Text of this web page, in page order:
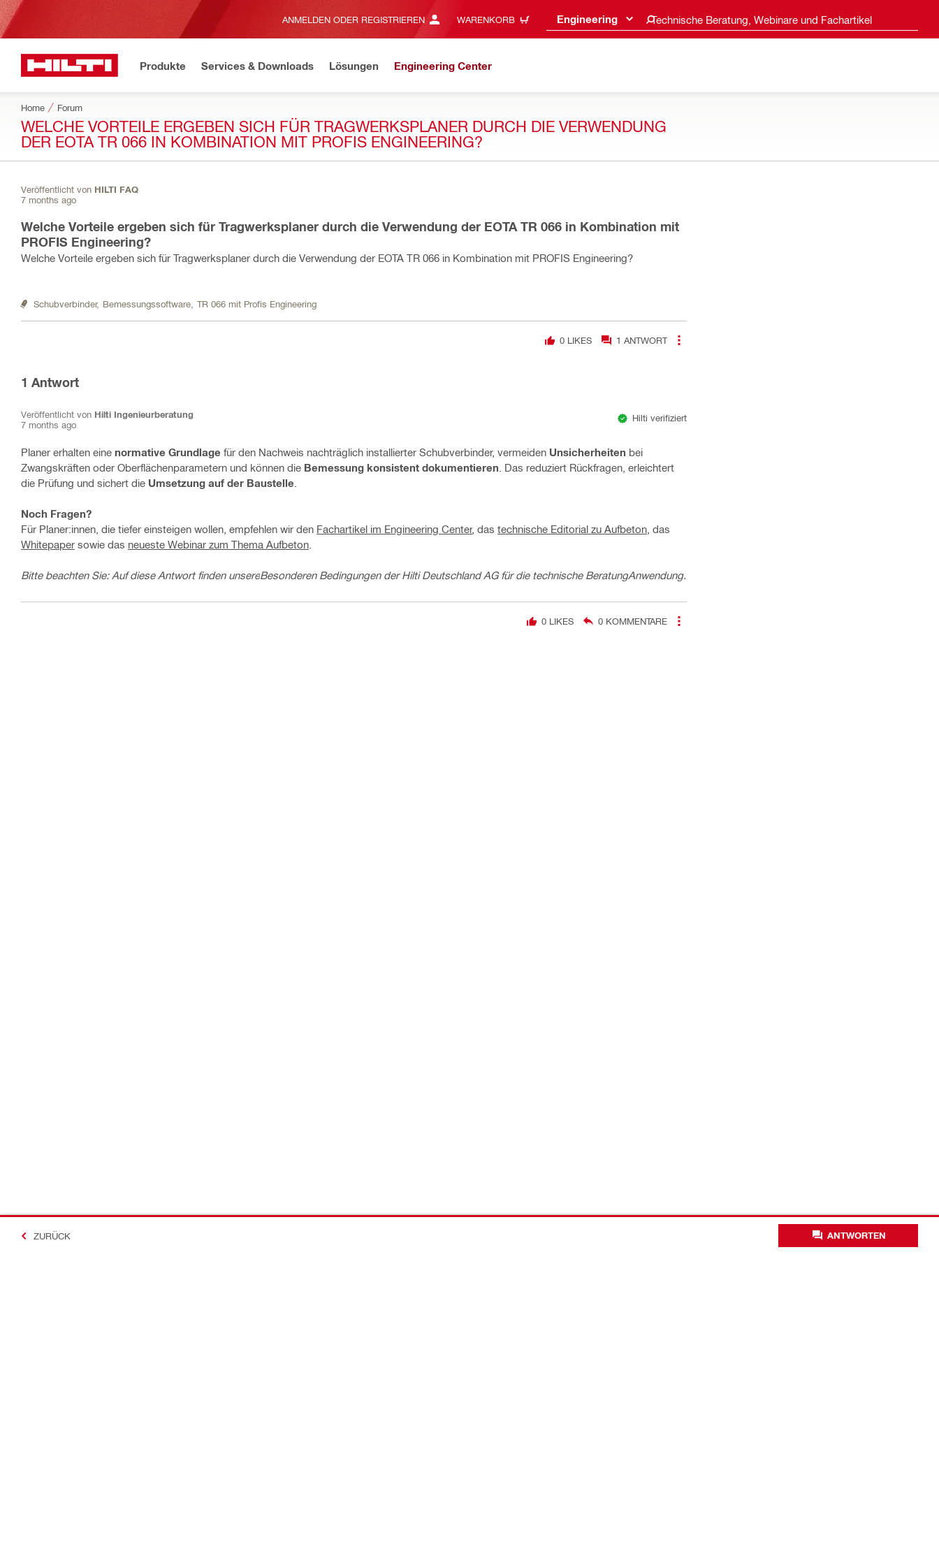
ANMELDEN ODER REGISTRIEREN WARENKORB Engineering Technische Beratung, Webinare und Fachartikel
Produkte Services & Downloads Lösungen Engineering Center
Home Forum
WELCHE VORTEILE ERGEBEN SICH FÜR TRAGWERKSPLANER DURCH DIE VERWENDUNG
DER EOTA TR 066 IN KOMBINATION MIT PROFIS ENGINEERING?
Veröffentlicht von HILTI FAQ
7 months ago
Welche Vorteile ergeben sich für Tragwerksplaner durch die Verwendung der EOTA TR 066 in Kombination mit
PROFIS Engineering?
Welche Vorteile ergeben sich für Tragwerksplaner durch die Verwendung der EOTA TR 066 in Kombination mit PROFIS Engineering?
Schubverbinder, Bemessungssoftware, TR 066 mit Profis Engineering
0LIKES 1 ANTWORT
1 Antwort
Veröffentlicht von Hilti Ingenieurberatung
7 months ago
Hilti verifiziert
Planer erhalten eine normative Grundlage für den Nachweis nachträglich installierter Schubverbinder, vermeiden Unsicherheiten bei
Zwangskräften oder Oberflächenparametern und können die Bemessung konsistent dokumentieren . Das reduziert Rückfragen, erleichtert
die Prüfung und sichert die Umsetzung auf der Baustelle
Noch Fragen?
Für Planer:innen, die tiefer einsteigen wollen, empfehlen wir den Fachartikel im Engineering Center , das technische Editorial zu Aufbeton , das
Whitepaper sowie das neueste Webinar zum Thema Aufbeton
Bitte beachten Sie: Auf diese Antwort finden unsereBesonderen Bedingungen der Hilti Deutschland AG für die technische BeratungAnwendung.
0LIKES 0 KOMMENTARE
ZURÜCK ANTWORTEN